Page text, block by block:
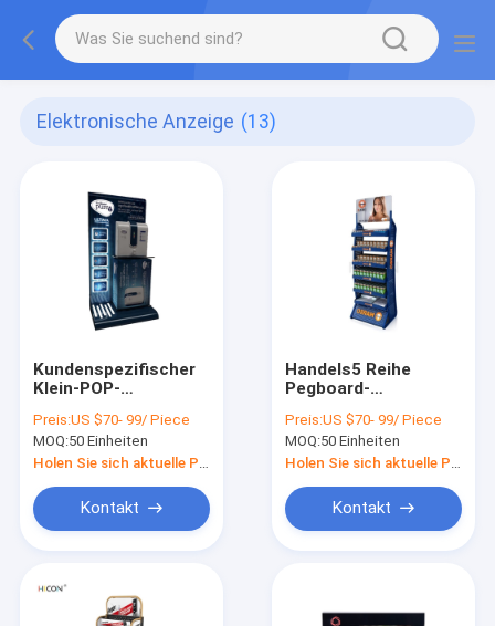
Elektronische Anzeige (13)
Kundenspezifischer
Klein-POP-
elektronischer
Geschäfts-
Metallausgangs-
Wechselstrom-
Präsentationsständer
Preis:US $70- 99/ Piece
MOQ:50 Einheiten
Kontakt
Handels5 Reihe
Pegboard-
Anzeigen-Boden
führte Glühlampe
Ausstellungsstand
Preis:US $70- 99/ Piece
MOQ:50 Einheiten
Kontakt